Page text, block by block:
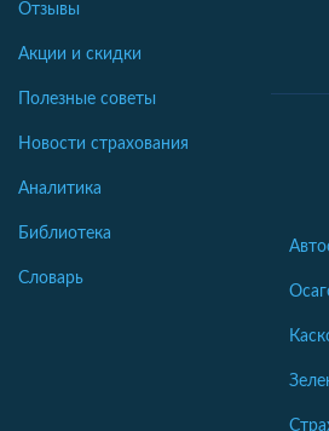
Отзывы
Акции и скидки
Полезные советы
Новости страхования
Аналитика
Библиотека
Словарь